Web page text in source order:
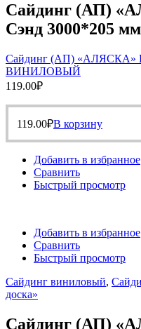
Сайдинг (АП)
Сэнд
Сайдинг (АП) «АЛЯСКА»
ВИНИЛОВЫЙ
119.00₽
119.00₽В корзину
Добавить в избранное
Сравнить
Быстрый просмотр
Добавить в избранное
Сравнить
Быстрый просмотр
Сайдинг виниловый,
доска»
Сайдинг (АП)